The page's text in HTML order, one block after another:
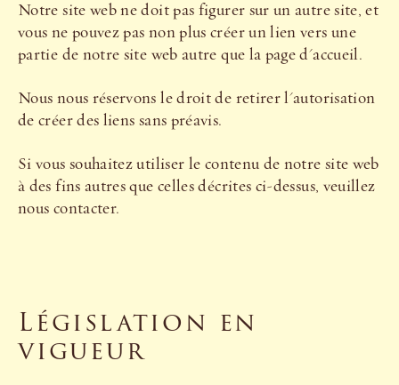
Notre site web ne doit pas figurer sur un autre site, et
vous ne pouvez pas non plus créer un lien vers une
partie de notre site web autre que la page d'accueil.
Nous nous réservons le droit de retirer l'autorisation
de créer des liens sans préavis.
Si vous souhaitez utiliser le contenu de notre site web
à des fins autres que celles décrites ci-dessus, veuillez
nous contacter.
Législation en
vigueur